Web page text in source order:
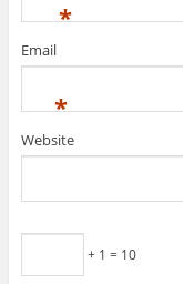
*
Email
*
Website
+ 1 = 10